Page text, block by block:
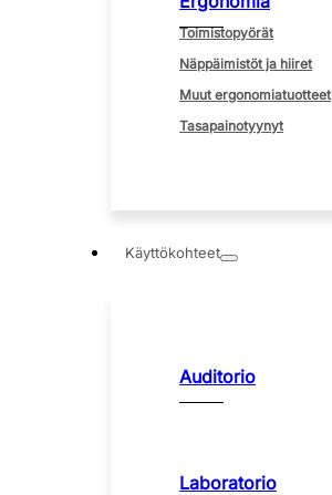
Toimistopyörät
Näppäimistöt ja hiiret
Muut ergonomiatuotteet
Tasapainotyynyt
Käyttökohteet
Auditorio
Laboratorio